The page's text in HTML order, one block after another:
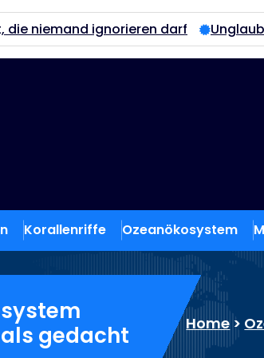
darf Unglaublich! Diese
Korallenriffe Ozeanökosystem
gedacht
Home >